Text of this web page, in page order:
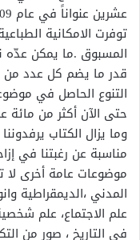
توفرت الامكانية
المسبوق .ما يمكن عدّه
قدر ما يضم كل عدد من
التنوع الحاصل في
حتى الآن أكثر من مائة
وما يزال الكتاب
مناسبة عن رغبتنا في
موضوعات عامة أخرى لا
المدني ،الديمقراطية
علم الاجتماع، علم
في التاريخ ، صور من